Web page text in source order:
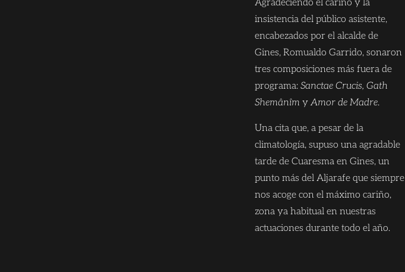
Agradeciendo el cariño y la
insistencia del público asistente,
encabezados por el alcalde de
Gines, Romualdo Garrido, sonaron
tres composiciones más fuera de
programa: Sanctae Crucis, Gath
Shemânîm yAmor de Madre.
Una cita que, a pesar de la
climatología, supuso una agradable
tarde de Cuaresma en Gines, un
punto más del Aljarafe que siempre
nos acoge con el máximo cariño,
zona ya habitual en nuestras
actuaciones durante todo el año.